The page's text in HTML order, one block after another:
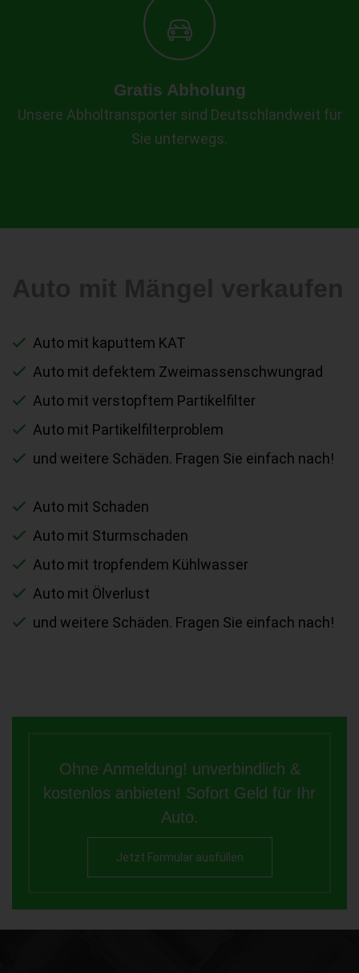
Gratis Abholung
Unsere Abholtransporter sind Deutschlandweit für
Sie unterwegs.
Auto mit kaputtem KAT
Auto mit defektem Zweimassenschwungrad
Auto mit verstopftem Partikelfilter
Auto mit Partikelfilterproblem
und weitere Schäden. Fragen Sie einfach nach!
Auto mit Schaden
Auto mit Sturmschaden
Auto mit tropfendem Kühlwasser
Auto mit Ölverlust
und weitere Schäden. Fragen Sie einfach nach!
Ohne Anmeldung! unverbindlich &
kostenlos anbieten! Sofort Geld für Ihr
Auto.
Jetzt Formular ausfüllen